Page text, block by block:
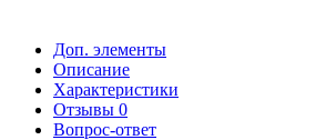
Доп. элементы
Описание
Характеристики
Отзывы 0
Вопрос-ответ